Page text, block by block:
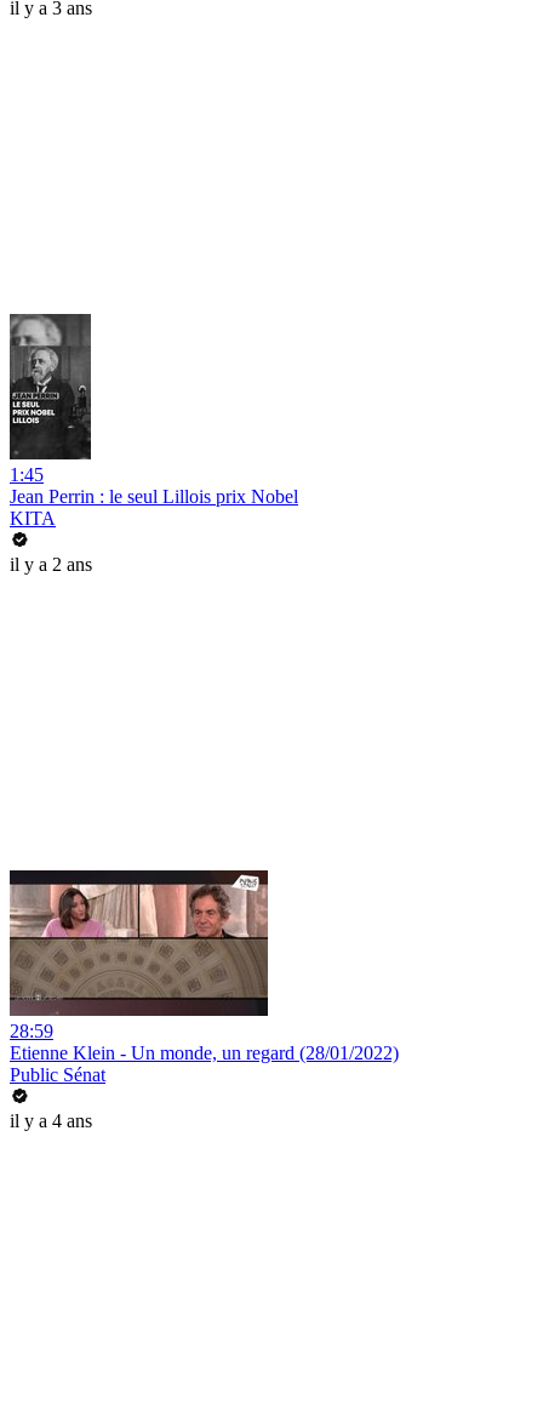
il y a 3 ans
1:45
Jean Perrin : le seul Lillois prix Nobel
KITA
il y a 2 ans
28:59
Etienne Klein - Un monde, un regard (28/01/2022)
Public Sénat
il y a 4 ans